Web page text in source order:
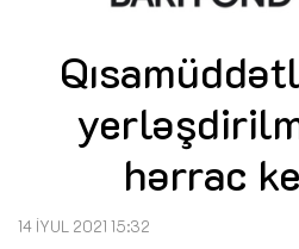
hərrac
14 İYUL 2021 15:32